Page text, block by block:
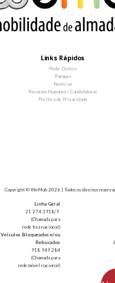
Links Rápidos
Pedir Dístico
Parques
Notícias
Recursos Humanos / Candidaturas
Política de Privacidade
Copyright © WeMob 2026 | Todos os direitos
Linha Geral
21 274 3918/9
(Chamada para
rede fixa nacional)
Veículos Bloqueados e/ou
Rebocados
918 949 284
(Chamada para
rede móvel nacional)